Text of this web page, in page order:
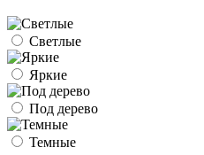
Светлые
Яркие
Под дерево
Темные